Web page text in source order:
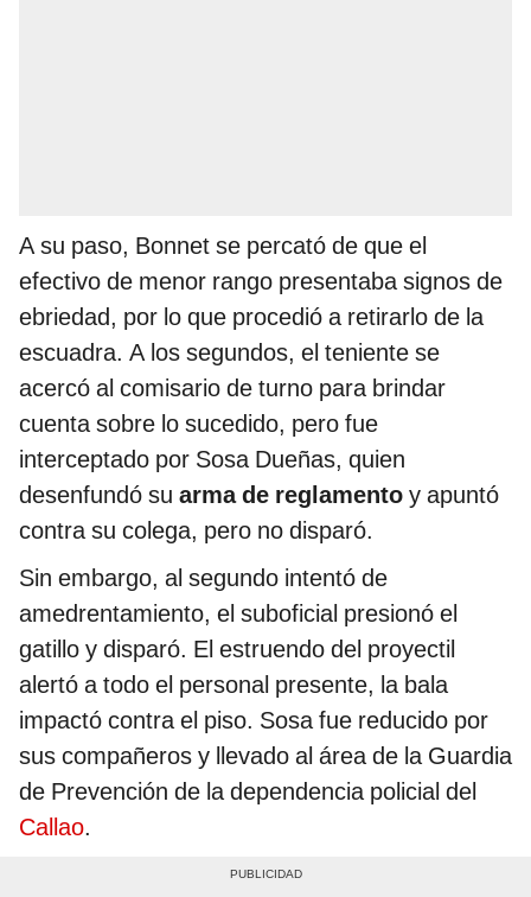
A su paso, Bonnet se percató de que el
efectivo de menor rango presentaba signos de
ebriedad, por lo que procedió a retirarlo de la
escuadra. A los segundos, el teniente se
acercó al comisario de turno para brindar
cuenta sobre lo sucedido, pero fue
interceptado por Sosa Dueñas, quien
desenfundó su arma de reglamento y apuntó
contra su colega, pero no disparó.
Sin embargo, al segundo intentó de
amedrentamiento, el suboficial presionó el
gatillo y disparó. El estruendo del proyectil
alertó a todo el personal presente, la bala
impactó contra el piso. Sosa fue reducido por
sus compañeros y llevado al área de la Guardia
de Prevención de la dependencia policial del
Callao.